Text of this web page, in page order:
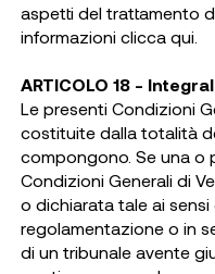
aspetti del trattamento
informazioni clicca qui
ARTICOLO 18 -
Le presenti Condizioni
costituite dalla totalità
compongono. Se una o
Condizioni Generali di
o dichiarata tale ai sensi
regolamentazione o in
di un tribunale avente